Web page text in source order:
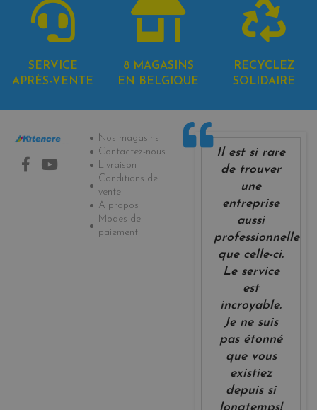
SERVICE
APRÈS-VENTE
8 MAGASINS
EN BELGIQUE
RECYCLEZ
SOLIDAIRE
Informations
Nos magasins
Contactez-nous
Livraison
Conditions de
vente
A propos
Modes de
paiement
Il est si rare
de trouver
une
entreprise
aussi
professionnelle
que celle-ci.
Le service
est
incroyable.
Je ne suis
pas étonné
que vous
existiez
depuis si
longtemps!